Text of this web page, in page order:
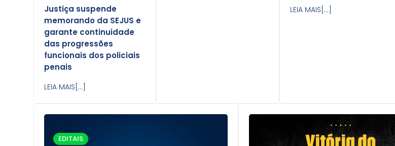
Justiça suspende
memorando da SEJUS e
garante continuidade
das progressões
funcionais dos policiais
penais
LEIA MAIS[...]
LEIA MAIS[...]
EDITAIS